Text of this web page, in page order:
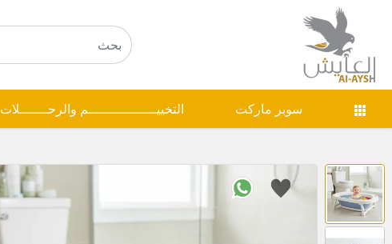
سوبر ماركت التخييـــــــــــــــــم والرحـــــــلات